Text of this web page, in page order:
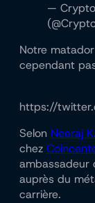
—
Notre
cependant
https://
Selon Neeraj
chez
ambassadeur
auprès du
carrière.